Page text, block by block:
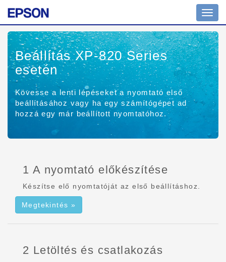
ki/
Beállítás XP-820 Series
esetén
Kövesse a lenti lépéseket a nyomtató első
beállításához vagy ha egy számítógépet ad
hozzá egy már beállított nyomtatóhoz.
1 A nyomtató előkészítése
Készítse elő nyomtatóját az első beállításhoz.
Megtekintés »
2 Letöltés és csatlakozás